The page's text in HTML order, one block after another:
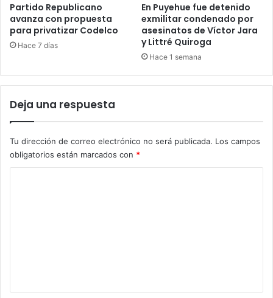
Partido Republicano
avanza con propuesta
para privatizar Codelco
Hace 7 días
En Puyehue fue detenido
exmilitar condenado por
asesinatos de Víctor Jara
y Littré Quiroga
Hace 1 semana
Deja una respuesta
Tu dirección de correo electrónico no será publicada. Los campos
obligatorios están marcados con *